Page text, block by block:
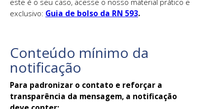
este é o seu caso, acesse o nosso material prático e
exclusivo: Guia de bolso da RN 593.
Conteúdo mínimo da
notificação
Para padronizar o contato e reforçar a
transparência da mensagem, a notificação